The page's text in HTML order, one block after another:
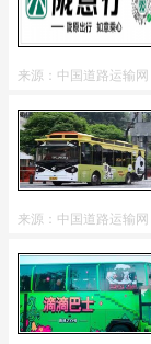
来源：中国道路运输网
来源：中国道路运输网